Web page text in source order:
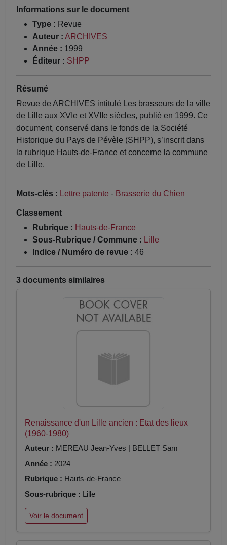
Informations sur le document
Type : Revue
Auteur : ARCHIVES
Année : 1999
Éditeur : SHPP
Résumé
Revue de ARCHIVES intitulé Les brasseurs de la ville
de Lille aux XVIe et XVIIe siècles, publié en 1999. Ce
document, conservé dans le fonds de la Société
Historique du Pays de Pévèle (SHPP), s’inscrit dans
la rubrique Hauts-de-France et concerne la commune
de Lille.
Mots-clés : Lettre patente - Brasserie du Chien
Classement
Rubrique : Hauts-de-France
Sous-Rubrique / Commune : Lille
Indice / Numéro de revue : 46
3 documents similaires
Renaissance d'un Lille ancien : Etat des lieux
(1960-1980)
Auteur : MEREAU Jean-Yves | BELLET Sam
Année : 2024
Rubrique : Hauts-de-France
Sous-rubrique : Lille
Voir le document